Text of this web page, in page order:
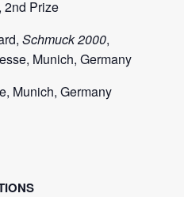
2nd Prize
Schmuck 2000,
Munich, Germany
Munich, Germany